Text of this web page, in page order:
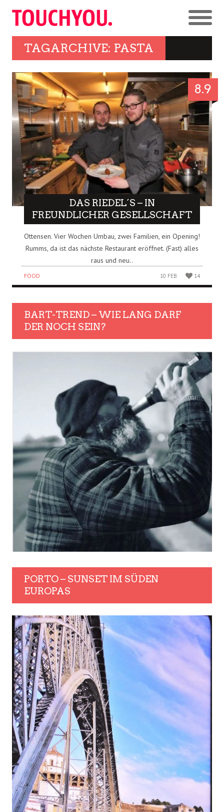
TAGARCHIVE: PASTA
8.9
DAS RIEDEL´S – IN
FREUNDLICHER GESELLSCHAFT
Ottensen. Vier Wochen Umbau, zwei Familien, ein Opening!
Rumms, da ist das nächste Restaurant eröffnet. (Fast) alles
raus und neu..
FOOD 10 FEB. 14
BART-TREND – WIE LANG DARF
DER NOCH SEIN?
PORTO – SUNSET IM SÜDEN
EUROPAS